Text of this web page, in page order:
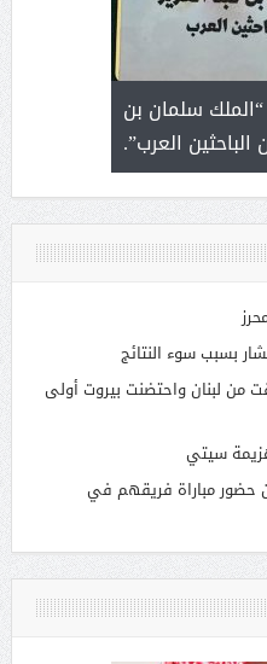
سلمان بن
العرب”.
بسبب سوء النتائج
من لبنان واحتضنت بيروت أولى
سيتي
حضور مباراة فريقهم في